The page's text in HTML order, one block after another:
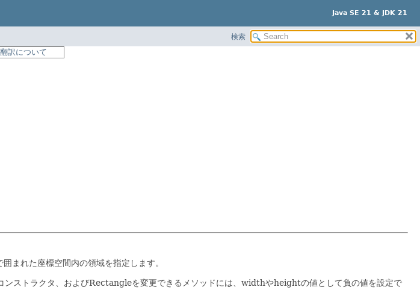
Java SE 21 & JDK 21
検索
訳について
囲まれた座標空間内の領域を指定します。
ンストラクタ、およびRectangleを変更できるメソッドには、widthやheightの値として負の値を設定で